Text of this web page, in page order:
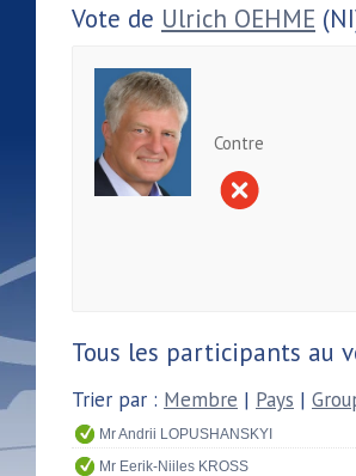
Vote de Ulrich OEHME
Contre
Tous les participants au
Trier par : Membre | Pays |
Mr Andrii LOPUSHANSKYI
Mr Eerik-Niiles KROSS